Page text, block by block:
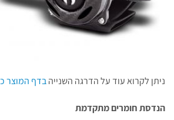
ניתן לקרוא עוד על הדרגה השנייהבדף המוצר
הנדסת חומרים מתקדמת